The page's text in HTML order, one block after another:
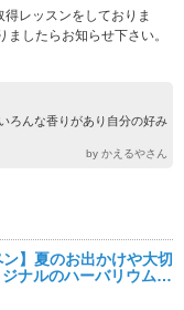
レッスンをしておりま
したらお知らせ下さい。
ろんな香りがあり自分の好み
by かえるやさん
などで、ご予約の時間以外
】夏のお出かけや大切
ナルのハーバリウムボ